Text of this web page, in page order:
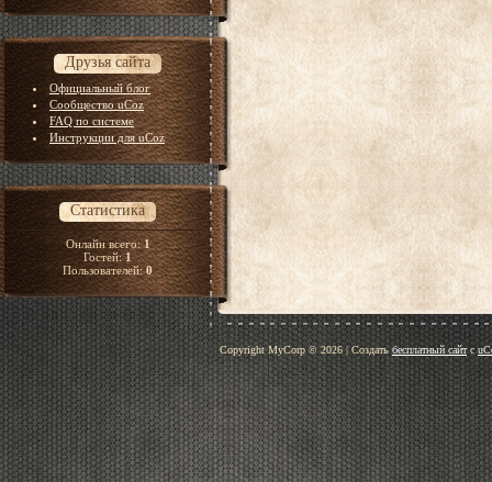
Друзья сайта
Официальный блог
Сообщество uCoz
FAQ по системе
Инструкции для uCoz
Статистика
Онлайн всего:1
Гостей:1
Пользователей:0
Copyright MyCorp © 2026|Создатьбесплатный сайтс